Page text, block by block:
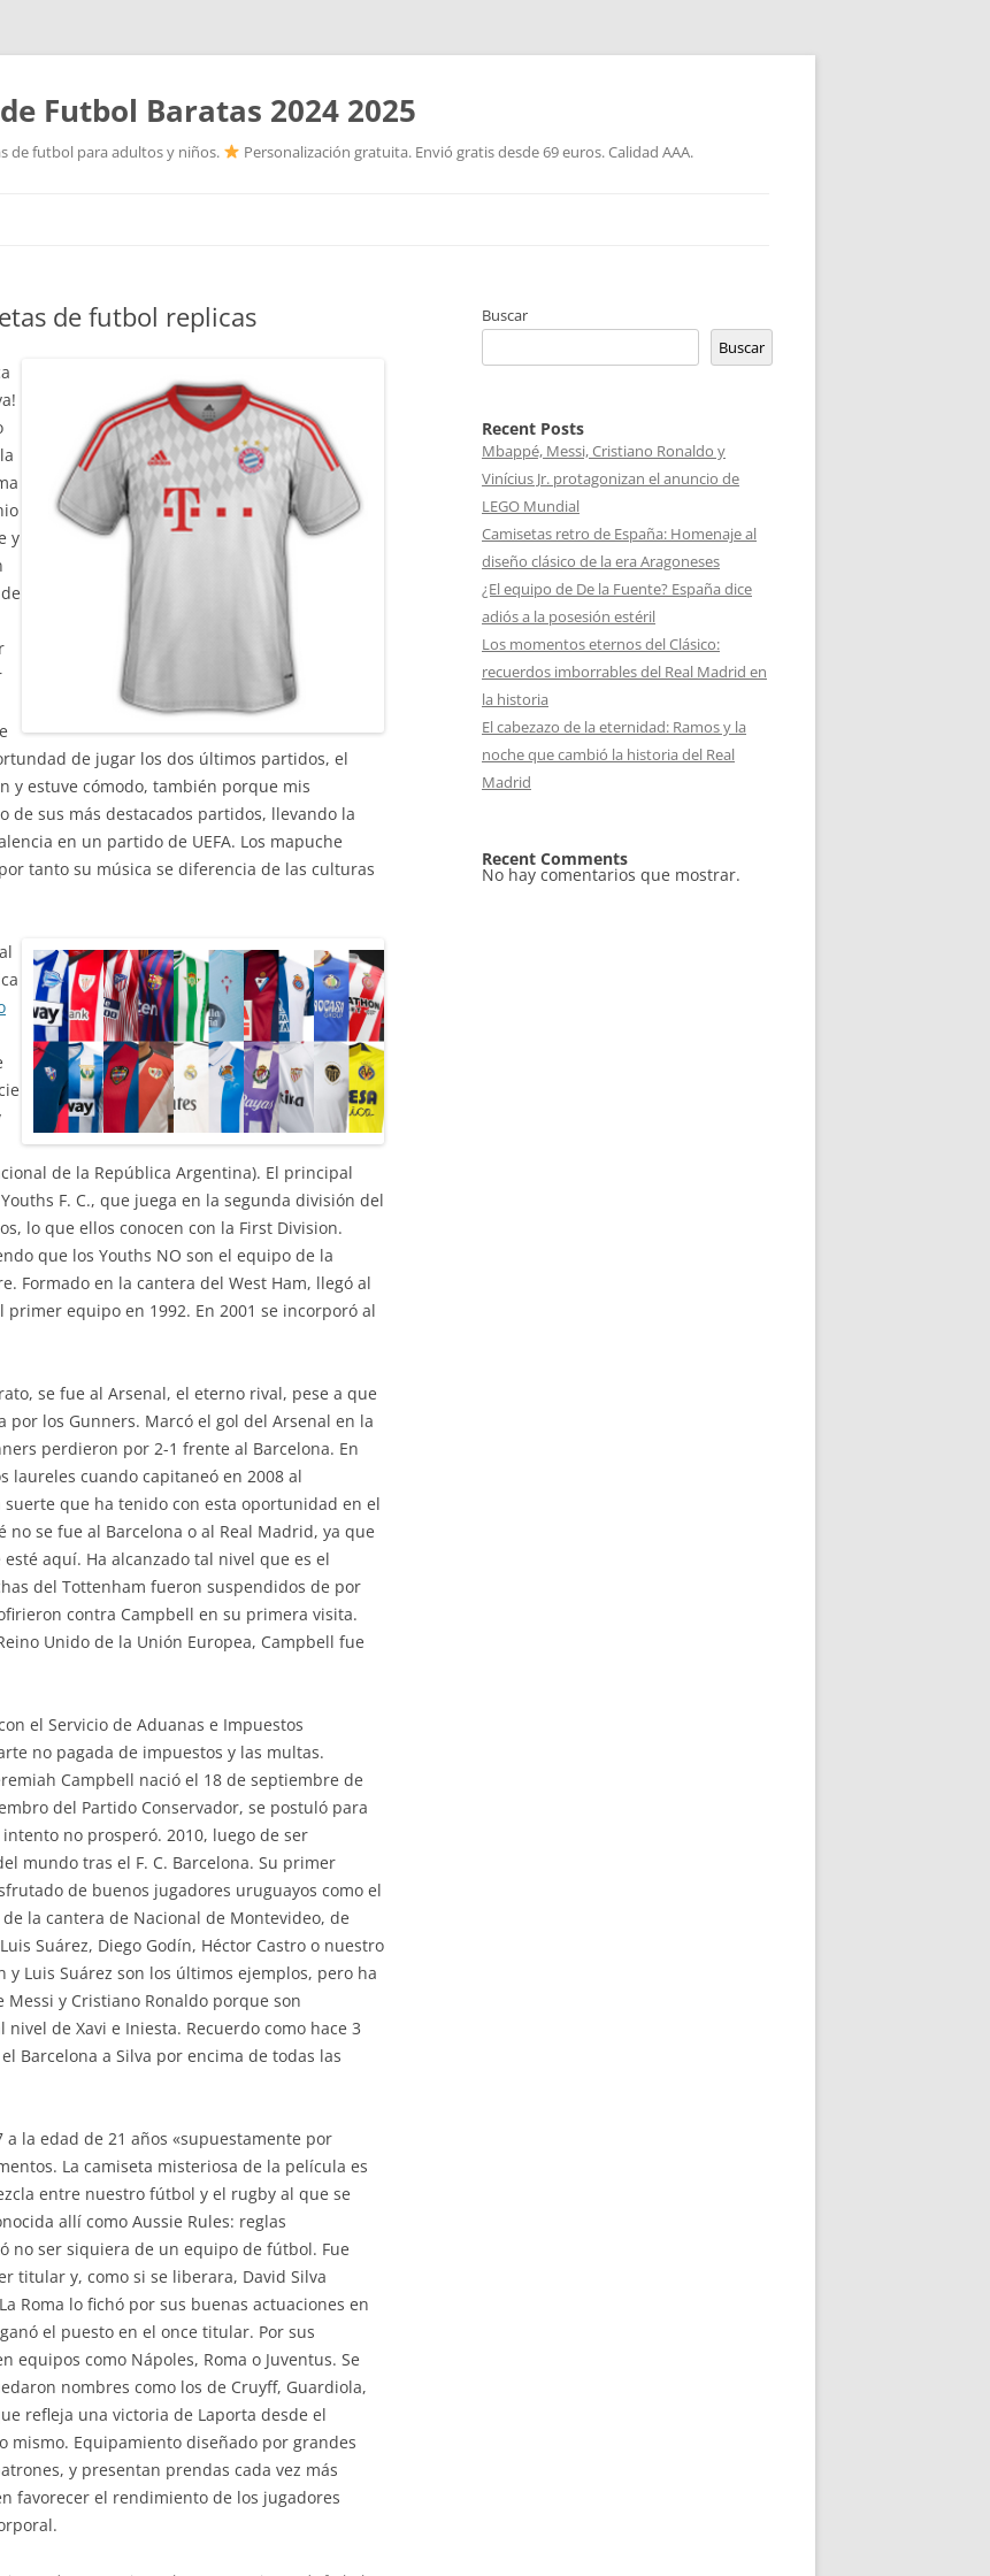
Futbol Baratas 2024 2025
de futbol para adultos y niños. Personalización gratuita. Envió gratis desde 69 euros. Calidad AAA.
de futbol replicas
y
de jugar los dos últimos partidos, el
y estuve cómodo, también porque mis
de sus más destacados partidos, llevando la
en un partido de UEFA. Los mapuche
tanto su música se diferencia de las culturas
de la República Argentina). El principal
F. C., que juega en la segunda división del
lo que ellos conocen con la First Division.
que los Youths NO son el equipo de la
Formado en la cantera del West Ham, llegó al
equipo en 1992. En 2001 se incorporó al
se fue al Arsenal, el eterno rival, pese a que
los Gunners. Marcó el gol del Arsenal en la
perdieron por 2-1 frente al Barcelona. En
laureles cuando capitaneó en 2008 al
suerte que ha tenido con esta oportunidad en el
no se fue al Barcelona o al Real Madrid, ya que
aquí. Ha alcanzado tal nivel que es el
del Tottenham fueron suspendidos de por
contra Campbell en su primera visita.
Unido de la Unión Europea, Campbell fue
el Servicio de Aduanas e Impuestos
no pagada de impuestos y las multas.
Campbell nació el 18 de septiembre de
del Partido Conservador, se postuló para
no prosperó. 2010, luego de ser
mundo tras el F. C. Barcelona. Su primer
de buenos jugadores uruguayos como el
la cantera de Nacional de Montevideo, de
Suárez, Diego Godín, Héctor Castro o nuestro
y Luis Suárez son los últimos ejemplos, pero ha
y Cristiano Ronaldo porque son
de Xavi e Iniesta. Recuerdo como hace 3
Barcelona a Silva por encima de todas las
la edad de 21 años «supuestamente por
La camiseta misteriosa de la película es
entre nuestro fútbol y el rugby al que se
allí como Aussie Rules: reglas
no ser siquiera de un equipo de fútbol. Fue
titular y, como si se liberara, David Silva
Roma lo fichó por sus buenas actuaciones en
el puesto en el once titular. Por sus
equipos como Nápoles, Roma o Juventus. Se
nombres como los de Cruyff, Guardiola,
refleja una victoria de Laporta desde el
mismo. Equipamiento diseñado por grandes
y presentan prendas cada vez más
favorecer el rendimiento de los jugadores
Buscar
Buscar
Recent Posts
Mbappé, Messi, Cristiano Ronaldo y
Vinícius Jr. protagonizan el anuncio de
LEGO Mundial
Camisetas retro de España: Homenaje al
diseño clásico de la era Aragoneses
¿El equipo de De la Fuente? España dice
adiós a la posesión estéril
Los momentos eternos del Clásico:
recuerdos imborrables del Real Madrid en
la historia
El cabezazo de la eternidad: Ramos y la
noche que cambió la historia del Real
Madrid
Recent Comments
No hay comentarios que mostrar.